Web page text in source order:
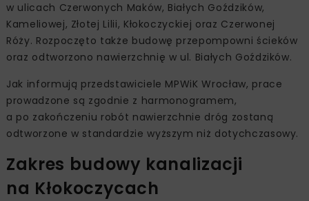
w ulicach Czerwonych Maków, Białych Goździków,
Kameliowej, Złotej Lilii, Kłokoczyckiej oraz Czerwonej
Róży. Rozpoczęto także budowę przepompowni ścieków
oraz odtworzono nawierzchnię w ul. Białych Goździków.
Jak informują przedstawiciele MPWiK Wrocław, prace
prowadzone są zgodnie z harmonogramem,
a po zakończeniu robót nawierzchnie dróg zostaną
odtworzone w standardzie wyższym niż dotychczasowy.
Zakres budowy kanalizacji
na Kłokoczycach